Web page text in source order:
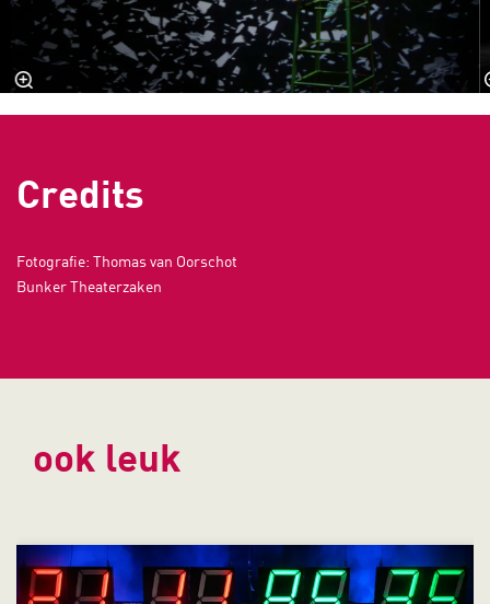
Credits
Fotografie: Thomas van Oorschot
Bunker Theaterzaken
ook leuk